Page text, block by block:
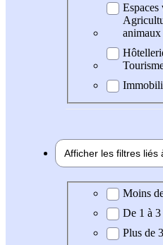
Espaces
animaux
Afficher les filtres liés
ExpérienceMoins
De 1 à 3
Plus de